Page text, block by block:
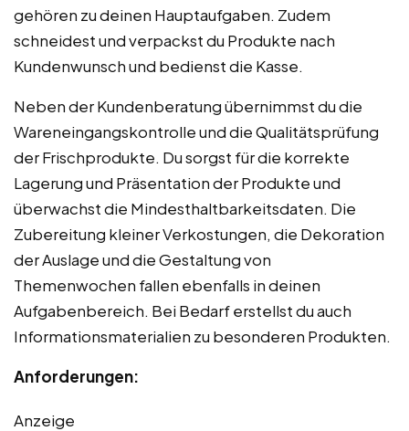
gehören zu deinen Hauptaufgaben. Zudem
schneidest und verpackst du Produkte nach
Kundenwunsch und bedienst die Kasse.
Neben der Kundenberatung übernimmst du die
Wareneingangskontrolle und die Qualitätsprüfung
der Frischprodukte. Du sorgst für die korrekte
Lagerung und Präsentation der Produkte und
überwachst die Mindesthaltbarkeitsdaten. Die
Zubereitung kleiner Verkostungen, die Dekoration
der Auslage und die Gestaltung von
Themenwochen fallen ebenfalls in deinen
Aufgabenbereich. Bei Bedarf erstellst du auch
Informationsmaterialien zu besonderen Produkten.
Anforderungen:
Anzeige